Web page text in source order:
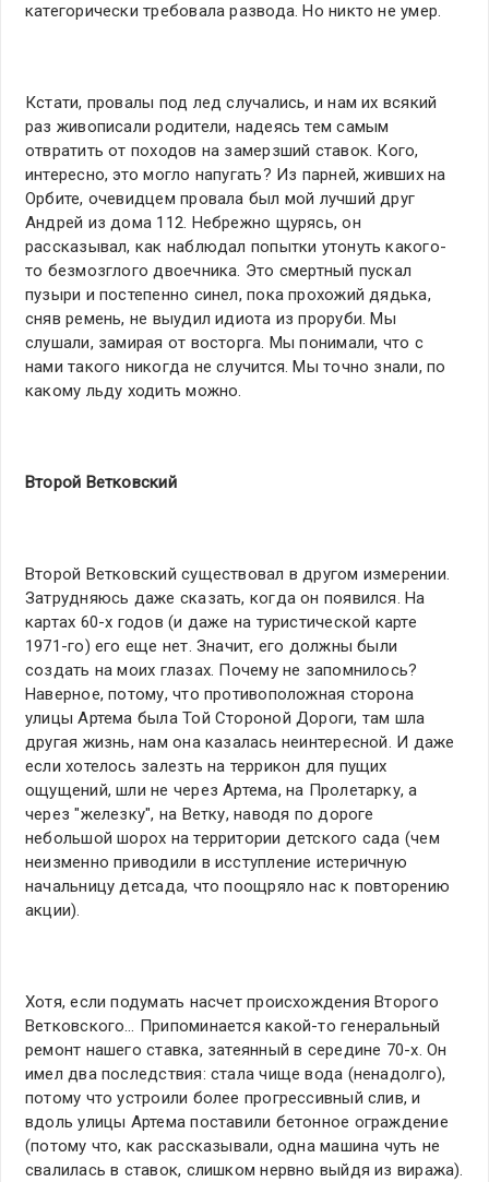
категорически требовала развода. Но никто не умер.
Кстати, провалы под лед случались, и нам их всякий
раз живописали родители, надеясь тем самым
отвратить от походов на замерзший ставок. Кого,
интересно, это могло напугать? Из парней, живших на
Орбите, очевидцем провала был мой лучший друг
Андрей из дома 112. Небрежно щурясь, он
рассказывал, как наблюдал попытки утонуть какого-
то безмозглого двоечника. Это смертный пускал
пузыри и постепенно синел, пока прохожий дядька,
сняв ремень, не выудил идиота из проруби. Мы
слушали, замирая от восторга. Мы понимали, что с
нами такого никогда не случится. Мы точно знали, по
какому льду ходить можно.
Второй Ветковский
Второй Ветковский существовал в другом измерении.
Затрудняюсь даже сказать, когда он появился. На
картах 60-х годов (и даже на туристической карте
1971-го) его еще нет. Значит, его должны были
создать на моих глазах. Почему не запомнилось?
Наверное, потому, что противоположная сторона
улицы Артема была Той Стороной Дороги, там шла
другая жизнь, нам она казалась неинтересной. И даже
если хотелось залезть на террикон для пущих
ощущений, шли не через Артема, на Пролетарку, а
через "железку", на Ветку, наводя по дороге
небольшой шорох на территории детского сада (чем
неизменно приводили в исступление истеричную
начальницу детсада, что поощряло нас к повторению
акции).
Хотя, если подумать насчет происхождения Второго
Ветковского… Припоминается какой-то генеральный
ремонт нашего ставка, затеянный в середине 70-х. Он
имел два последствия: стала чище вода (ненадолго),
потому что устроили более прогрессивный слив, и
вдоль улицы Артема поставили бетонное ограждение
(потому что, как рассказывали, одна машина чуть не
свалилась в ставок, слишком нервно выйдя из виража).